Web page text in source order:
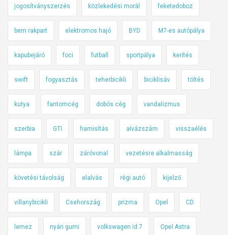
jogosítványszerzés közlekedési morál feketedoboz
bem rakpart elektromos hajó BYD M7-es autópálya
kapubejáró foci futball sportpálya kerítés
swift fogyasztás teherbicikli biciklisáv töltés
kutya fantomcég dobós cég vandalizmus
szerbia GTI hamisítás alvázszám visszaélés
lámpa szár záróvonal vezetésre alkalmasság
követési távolság elalvás régi autó kijelző
villanybicikli Csehország prizma Opel CD
lemez nyári gumi volkswagen id.7 Opel Astra